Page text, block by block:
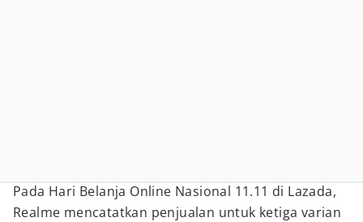
Pada Hari Belanja Online Nasional 11.11 di Lazada,
Realme mencatatkan penjualan untuk ketiga varian